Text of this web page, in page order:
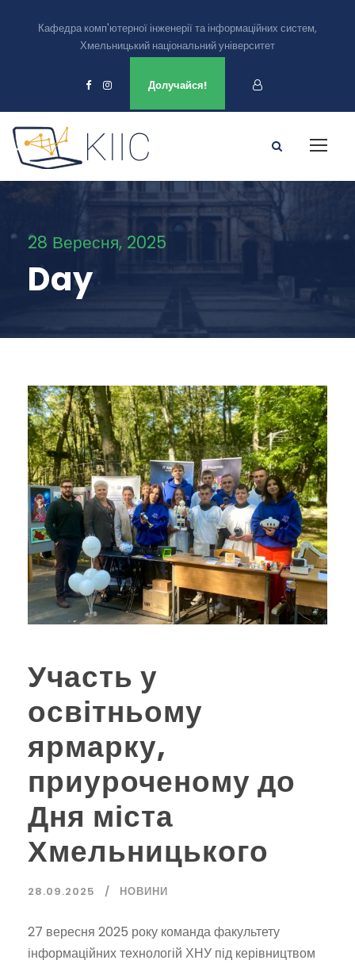
Кафедра комп'ютерної інженерії та інформаційних систем,
Хмельницький національний університет
Долучайся!
28 Вересня, 2025
Day
Участь у
освітньому
ярмарку,
приуроченому до
Дня міста
Хмельницького
28.09.2025 НОВИНИ
27 вересня 2025 року команда факультету
інформаційних технологій ХНУ під керівництвом